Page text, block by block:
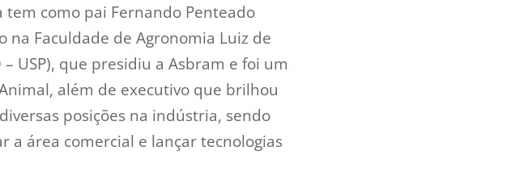
como pai Fernando Penteado
na Faculdade de Agronomia Luiz de
USP), que presidiu a Asbram e foi um
além de executivo que brilhou
posições na indústria, sendo
a área comercial e lançar tecnologias